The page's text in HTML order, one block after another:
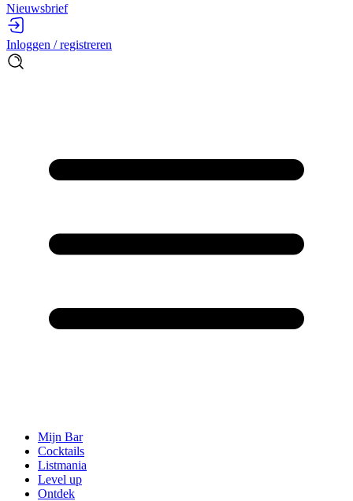
Nieuwsbrief
Inloggen / registreren
Mijn Bar
Cocktails
Listmania
Level up
Ontdek